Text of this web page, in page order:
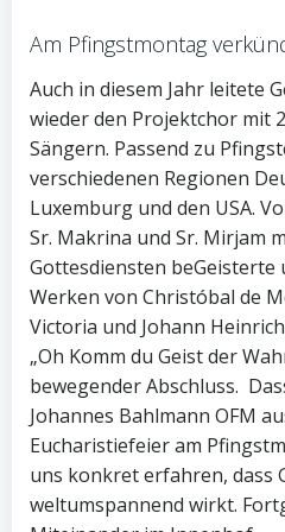
Am Pfingstmontag
Auch in diesem Jahr leitete
wieder den Projektchor mit
Sängern. Passend zu
verschiedenen Regionen
Luxemburg und den USA.
Sr. Makrina und Sr. Mirjam
Gottesdiensten beGeisterte
Werken von Christóbal de
Victoria und Johann
„Oh Komm du Geist der
bewegender Abschluss.
Johannes Bahlmann OFM
Eucharistiefeier am
uns konkret erfahren, dass
weltumspannend wirkt.